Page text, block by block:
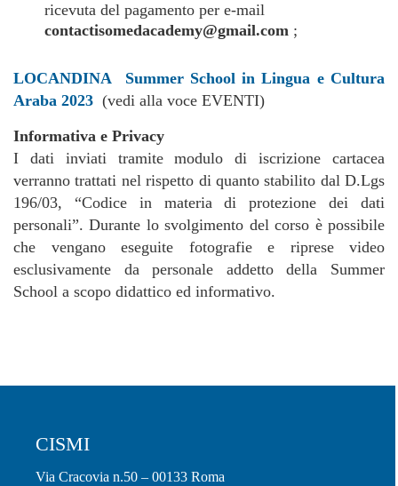
ricevuta del pagamento per e-mail
contactisomedacademy@gmail.com ;
LOCANDINA Summer School in Lingua e Cultura
Araba 2023 (vedi alla voce EVENTI)
Informativa e Privacy
I dati inviati tramite modulo di iscrizione cartacea
verranno trattati nel rispetto di quanto stabilito dal D.Lgs
196/03, “Codice in materia di protezione dei dati
personali”. Durante lo svolgimento del corso è possibile
che vengano eseguite fotografie e riprese video
esclusivamente da personale addetto della Summer
School a scopo didattico ed informativo.
CISMI
Via Cracovia n.50 – 00133 Roma